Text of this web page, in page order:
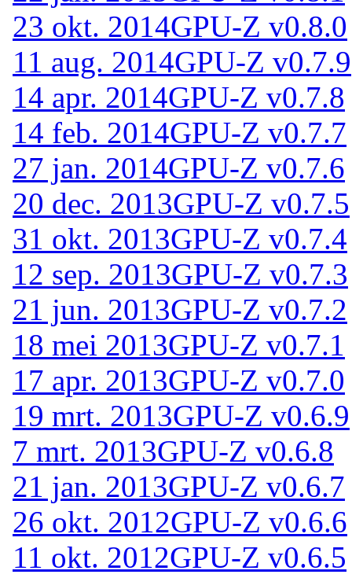
23 okt. 2014GPU-Z v0.8.0
11 aug. 2014GPU-Z v0.7.9
14 apr. 2014GPU-Z v0.7.8
14 feb. 2014GPU-Z v0.7.7
27 jan. 2014GPU-Z v0.7.6
20 dec. 2013GPU-Z v0.7.5
31 okt. 2013GPU-Z v0.7.4
12 sep. 2013GPU-Z v0.7.3
21 jun. 2013GPU-Z v0.7.2
18 mei 2013GPU-Z v0.7.1
17 apr. 2013GPU-Z v0.7.0
19 mrt. 2013GPU-Z v0.6.9
7 mrt. 2013GPU-Z v0.6.8
21 jan. 2013GPU-Z v0.6.7
26 okt. 2012GPU-Z v0.6.6
11 okt. 2012GPU-Z v0.6.5